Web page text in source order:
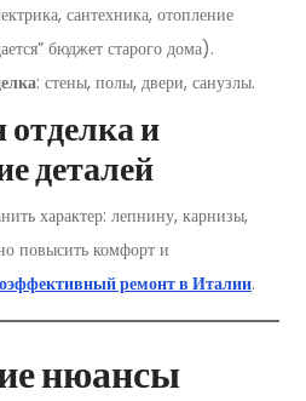
сантехника, отопление
бюджет старого дома).
: стены, полы, двери, санузлы.
и
деталей
характер: лепнину, карнизы,
повысить комфорт и
ремонт в Италии.
нюансы